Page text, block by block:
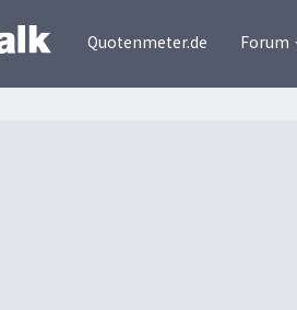
Quotenmeter.de Forum